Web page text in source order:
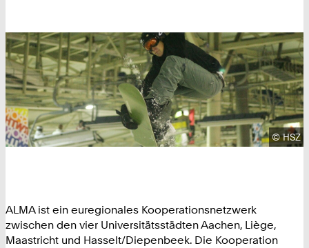
©HSZ
ALMA ist ein euregionales Kooperationsnetzwerk
zwischen den vier Universitätsstädten Aachen, Liège,
Maastricht und Hasselt/Diepenbeek. Die Kooperation